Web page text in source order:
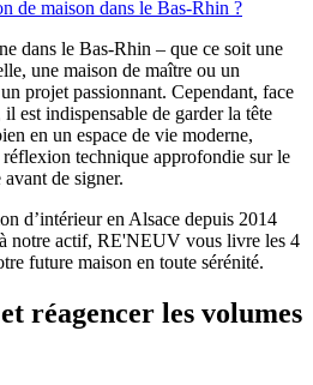
de maison dans le Bas-Rhin ?
dans le Bas-Rhin – que ce soit une
une maison de maître ou un
projet passionnant. Cependant, face
est indispensable de garder la tête
en un espace de vie moderne,
technique approfondie sur le
de signer.
d’intérieur en Alsace depuis 2014
notre actif, RE'NEUV vous livre les 4
future maison en toute sérénité.
réagencer les volumes